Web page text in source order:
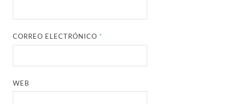
CORREO ELECTRÓNICO *
WEB